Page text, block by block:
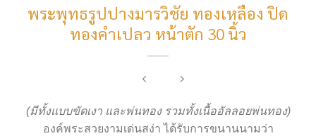
พระพุทธรูปปางมารวิชัย ทองเหลือง ปิด
ทองคำเปลว หน้าตัก 30 นิ้ว
(มีทั้งแบบขัดเงา และพ่นทอง รวมทั้งเนื้ออัลลอยพ่นทอง)
องค์พระสวยงามเด่นสง่า ได้รับการขนานนามว่า